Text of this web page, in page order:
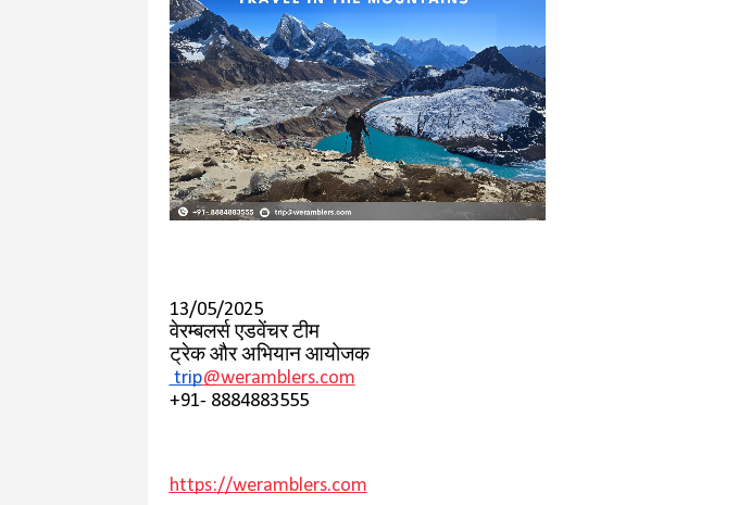
13/05/2025
वेरम्बलर्स एडवेंचर टीम
ट्रेक और अभियान आयोजक
trip@weramblers.com
+91- 8884883555
https://weramblers.com